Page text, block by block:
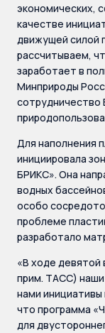
экономических,
качестве
движущей силой
рассчитываем,
заработает в
Минприроды
сотрудничество
Для наполнения
инициировала
БРИКС». Она
водных
особо
проблеме
разработало
«В ходе девятой
прим. ТАСС)
нами
что программа
для